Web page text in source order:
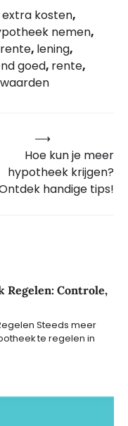
extra kosten,
nemen,
, lening,
goed, rente,
Hoe kun je meer
hypotheek krijgen?
handige tips!
⟶
Regelen: Controle,
Steeds meer
te regelen in